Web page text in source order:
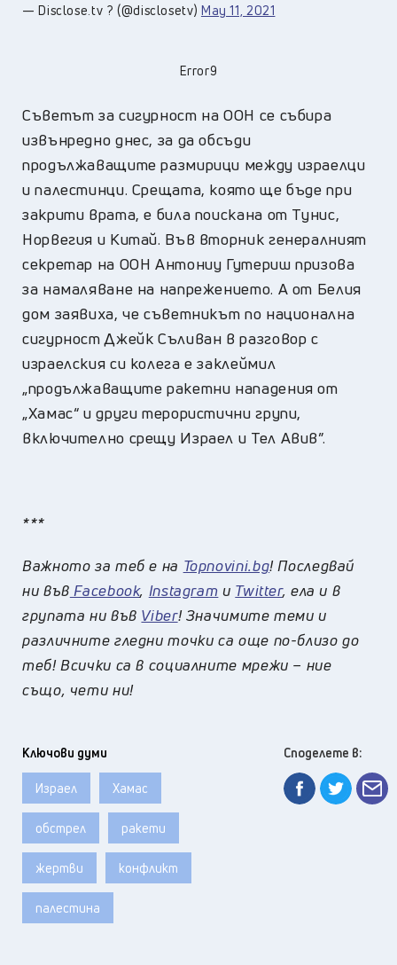
— Disclose.tv ? (@disclosetv) May 11, 2021
Error9
Съветът за сигурност на ООН се събира
извънредно днес, за да обсъди
продължаващите размирици между израелци
и палестинци. Срещата, която ще бъде при
закрити врата, е била поискана от Тунис,
Норвегия и Китай. Във вторник генералният
секретар на ООН Антониу Гутериш призова
за намаляване на напрежението. А от Белия
дом заявиха, че съветникът по национална
сигурност Джейк Съливан в разговор с
израелския си колега е заклеймил
„продължаващите ракетни нападения от
„Хамас“ и други терористични групи,
включително срещу Израел и Тел Авив”.
***
Важното за теб е на Topnovini.bg! Последвай
ни във Facebook, Instagram и Twitter, ела и в
групата ни във Viber! Значимите теми и
различните гледни точки са още по-близо до
теб! Всички са в социалните мрежи – ние
също, чети ни!
Ключови думи
Израел Хамас
обстрел ракети
жертви конфликт
палестина
Споделете в: